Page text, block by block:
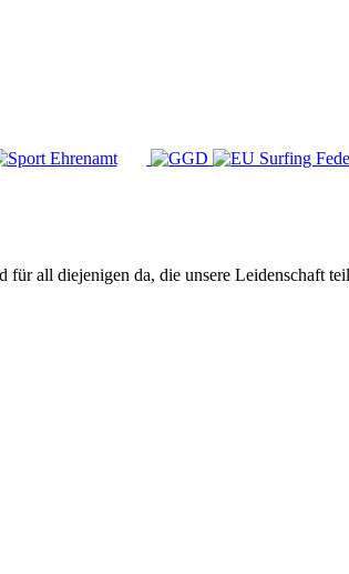
all diejenigen da, die unsere Leidenschaft